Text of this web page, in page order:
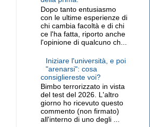
Dopo tanto entusiasmo
con le ultime esperienze di
chi cambia facoltà e di chi
ce l'ha fatta, riporto anche
l'opinione di qualcuno ch...
Iniziare l'università, e poi
"arenarsi": cosa
consigliereste voi?
Bimbo terrorizzato in vista
del test del 2026. L'altro
giorno ho ricevuto questo
commento (non firmato)
all'interno di uno degli ...